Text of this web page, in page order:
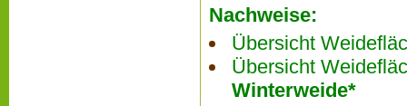
Nachweise:
Übersicht
Übersicht
Winterweide*